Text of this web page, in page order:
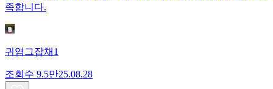
족합니다.
귀염그잡채1
조회수 9.5만25.08.28